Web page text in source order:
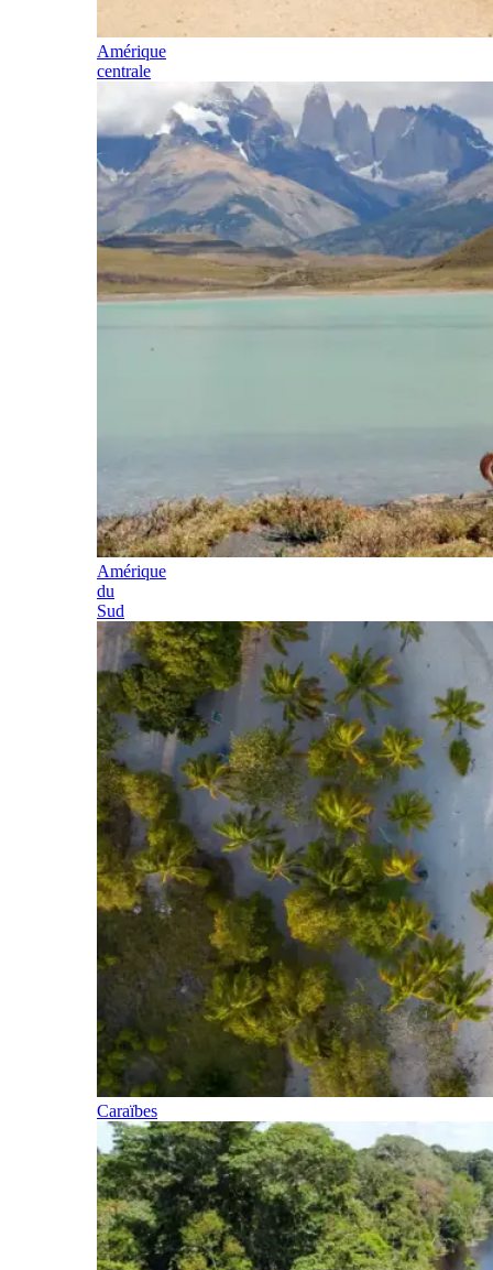
Amérique
centrale
Amérique
du
Sud
Caraïbes